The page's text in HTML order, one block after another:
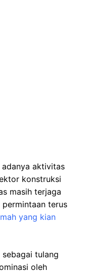
adanya aktivitas
konstruksi
masih terjaga
terus
yang kian
tulang
oleh